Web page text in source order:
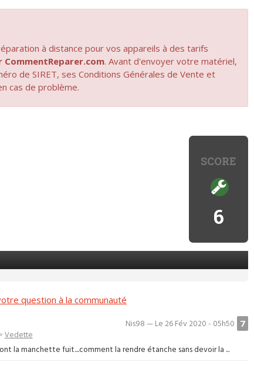
à distance pour vos appareils à des tarifs
. Avant d'envoyer votre matériel,
de SIRET, ses Conditions Générales de Vente et
cas de problème.
SCORE
6
question à la communauté
7
Nis98 — Le 26 Fév 2020 - 05h50
Vedette
la manchette fuit....comment la rendre étanche sans devoir la ...